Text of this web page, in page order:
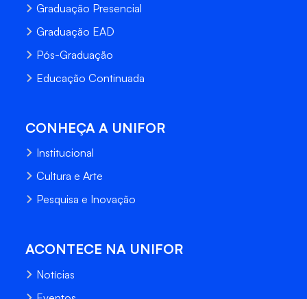
Graduação Presencial
Graduação EAD
Pós-Graduação
Educação Continuada
CONHEÇA A UNIFOR
Institucional
Cultura e Arte
Pesquisa e Inovação
ACONTECE NA UNIFOR
Notícias